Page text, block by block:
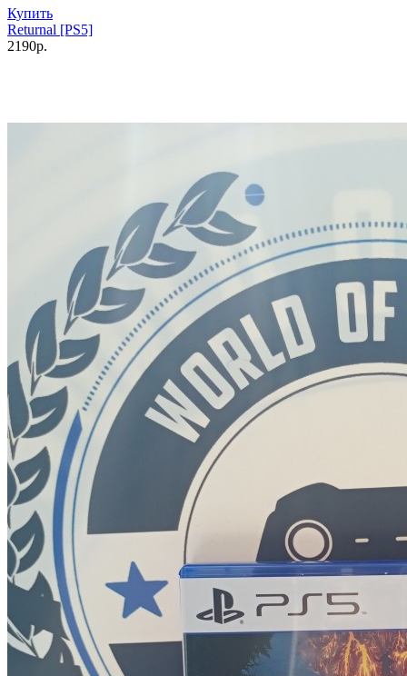
Купить
Returnal [PS5]
2190р.